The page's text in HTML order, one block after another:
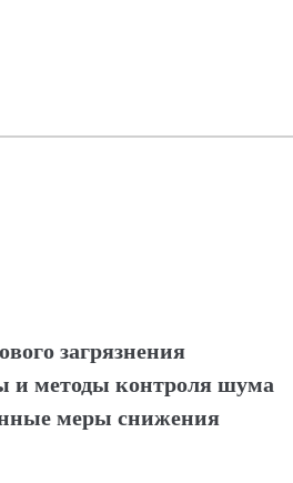
загрязнения
и методы контроля шума
меры снижения